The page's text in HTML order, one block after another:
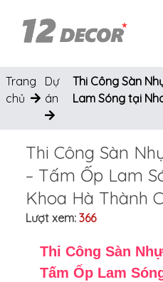
Trang
chủ
Dự
án
Thi Công Sàn
Lam Sóng tại
Thi Công Sàn
– Tấm Ốp Lam
Khoa Hà Thành
Lượt xem: 366
Thi Công Sàn
Tấm Ốp Lam